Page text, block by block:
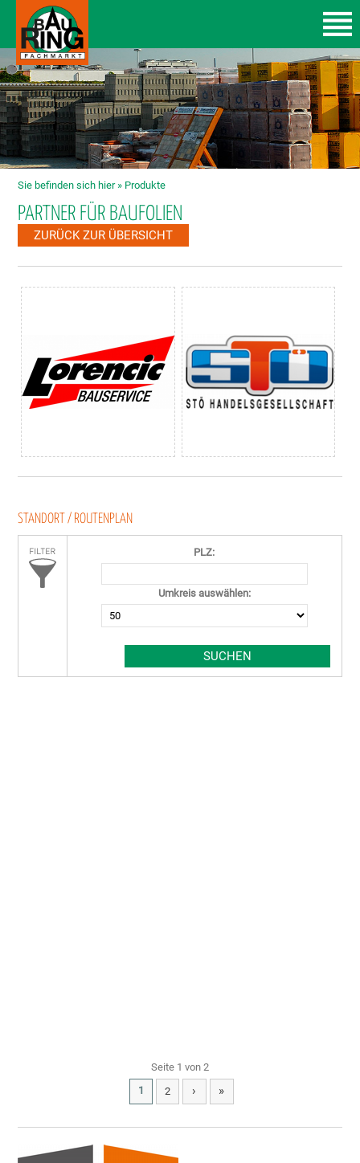
Sie befinden sich hier » Produkte
ZURÜCK ZUR ÜBERSICHT
PARTNER FÜR BAUFOLIEN
STANDORT / ROUTENPLAN
PLZ:
Umkreis auswählen:
Seite 1 von 2
1
2 › »